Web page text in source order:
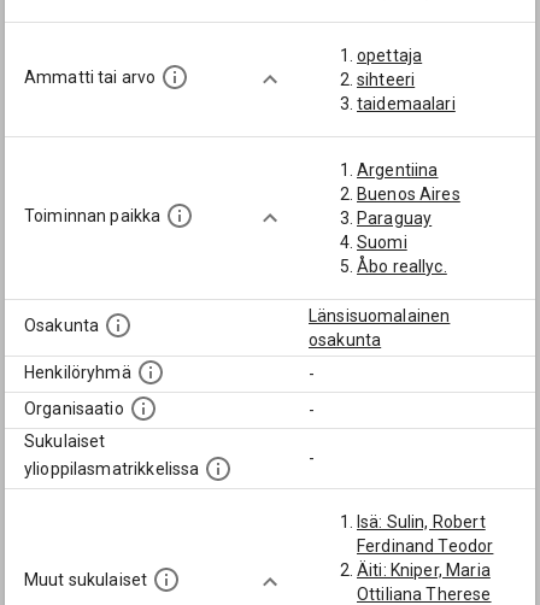
Ammatti tai arvo
opettaja
sihteeri
taidemaalari
Toiminnan paikka
Argentiina
Buenos Aires
Paraguay
Suomi
Åbo reallyc.
Osakunta
Länsisuomalainen
osakunta
Henkilöryhmä
-
Organisaatio
-
Sukulaiset
ylioppilasmatrikkelissa
-
Muut sukulaiset
Isä: Sulin, Robert
Ferdinand Teodor
Äiti: Kniper, Maria
Ottiliana Therese